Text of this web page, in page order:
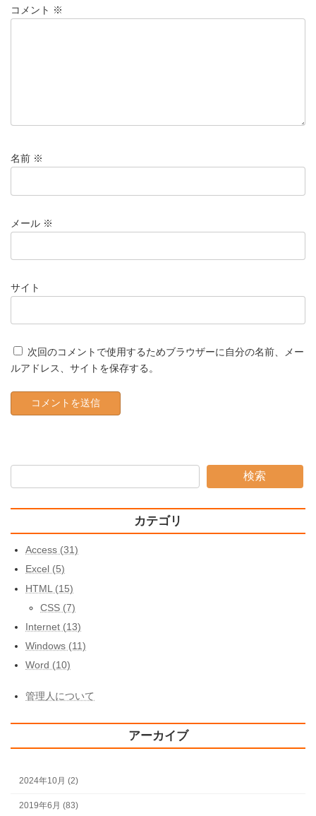
コメント ※
名前 ※
メール ※
サイト
次回のコメントで使用するためブラウザーに自分の名前、メー
ルアドレス、サイトを保存する。
検索
カテゴリ
Access (31)
Excel (5)
HTML (15)
CSS (7)
Internet (13)
Windows (11)
Word (10)
管理人について
アーカイブ
2024年10月 (2)
2019年6月 (83)